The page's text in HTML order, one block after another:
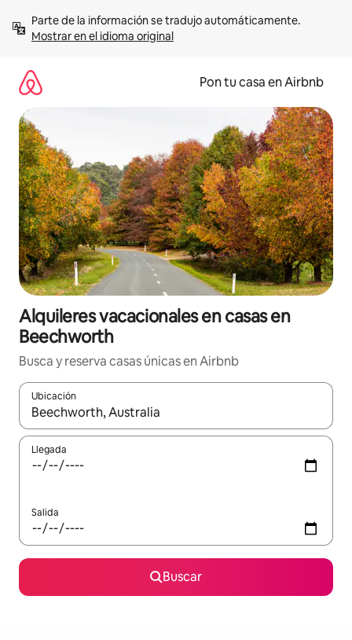
contenidoMostrar en el idioma original
Pon tu casa en Airbnb
Alquileres vacacionales en casas en
Beechworth
Busca y reserva casas únicas en Airbnb
Ubicación
Cuando los resultados estén disponibles, navega con las
Llegada
Salida
Buscar